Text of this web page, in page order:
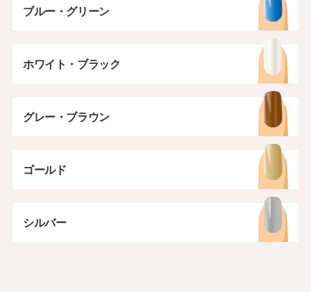
ブルー・グリーン
ホワイト・ブラック
グレー・ブラウン
ゴールド
シルバー